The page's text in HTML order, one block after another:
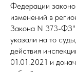
Федерации
изменений в
Закона N 373-ФЗ".
указали на то
действия
01.01.2021 и